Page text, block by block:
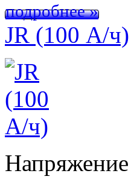
подробнее »
JR (100 А/ч)